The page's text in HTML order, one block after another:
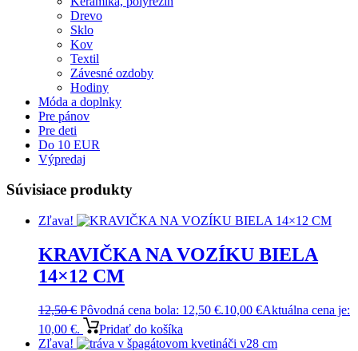
Drevo
Sklo
Kov
Textil
Závesné ozdoby
Hodiny
Móda a doplnky
Pre pánov
Pre deti
Do 10 EUR
Výpredaj
Súvisiace produkty
Zľava!
KRAVIČKA NA VOZÍKU BIELA
14×12 CM
12,50€ Pôvodná cena bola: 12,50 €.10,00 €Aktuálna cena je:
10,00 €.
Pridať do košíka
Zľava!